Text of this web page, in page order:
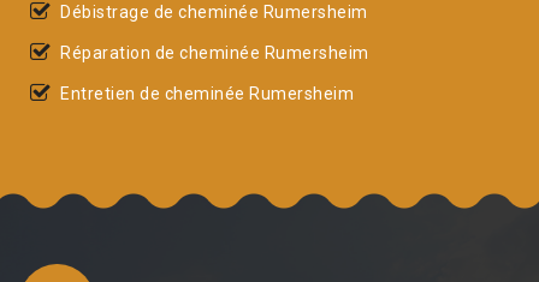
Débistrage de cheminée Rumersheim
Réparation de cheminée Rumersheim
Entretien de cheminée Rumersheim